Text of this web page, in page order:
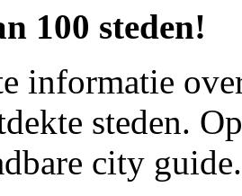
100 steden!
informatie
steden.
city guide.